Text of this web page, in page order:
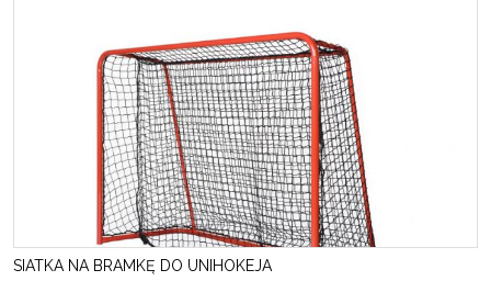
SIATKA NA BRAMKĘ DO UNIHOKEJA